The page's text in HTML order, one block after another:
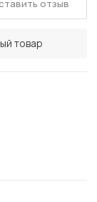
товар
отзыв